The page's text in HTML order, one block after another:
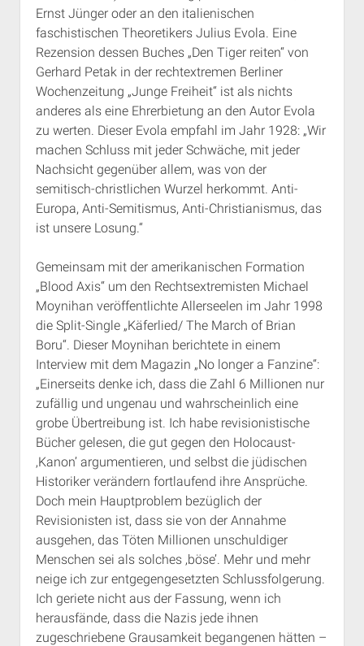
Ernst Jünger oder an den italienischen
faschistischen Theoretikers Julius Evola. Eine
Rezension dessen Buches „Den Tiger reiten“ von
Gerhard Petak in der rechtextremen Berliner
Wochenzeitung „Junge Freiheit“ ist als nichts
anderes als eine Ehrerbietung an den Autor Evola
zu werten. Dieser Evola empfahl im Jahr 1928: „Wir
machen Schluss mit jeder Schwäche, mit jeder
Nachsicht gegenüber allem, was von der
semitisch-christlichen Wurzel herkommt. Anti-
Europa, Anti-Semitismus, Anti-Christianismus, das
ist unsere Losung.“
Gemeinsam mit der amerikanischen Formation
„Blood Axis“ um den Rechtsextremisten Michael
Moynihan veröffentlichte Allerseelen im Jahr 1998
die Split-Single „Käferlied/ The March of Brian
Boru“. Dieser Moynihan berichtete in einem
Interview mit dem Magazin „No longer a Fanzine“:
„Einerseits denke ich, dass die Zahl 6 Millionen nur
zufällig und ungenau und wahrscheinlich eine
grobe Übertreibung ist. Ich habe revisionistische
Bücher gelesen, die gut gegen den Holocaust-
‚Kanon’ argumentieren, und selbst die jüdischen
Historiker verändern fortlaufend ihre Ansprüche.
Doch mein Hauptproblem bezüglich der
Revisionisten ist, dass sie von der Annahme
ausgehen, das Töten Millionen unschuldiger
Menschen sei als solches ‚böse’. Mehr und mehr
neige ich zur entgegengesetzten Schlussfolgerung.
Ich geriete nicht aus der Fassung, wenn ich
herausfände, dass die Nazis jede ihnen
zugeschriebene Grausamkeit begangenen hätten –